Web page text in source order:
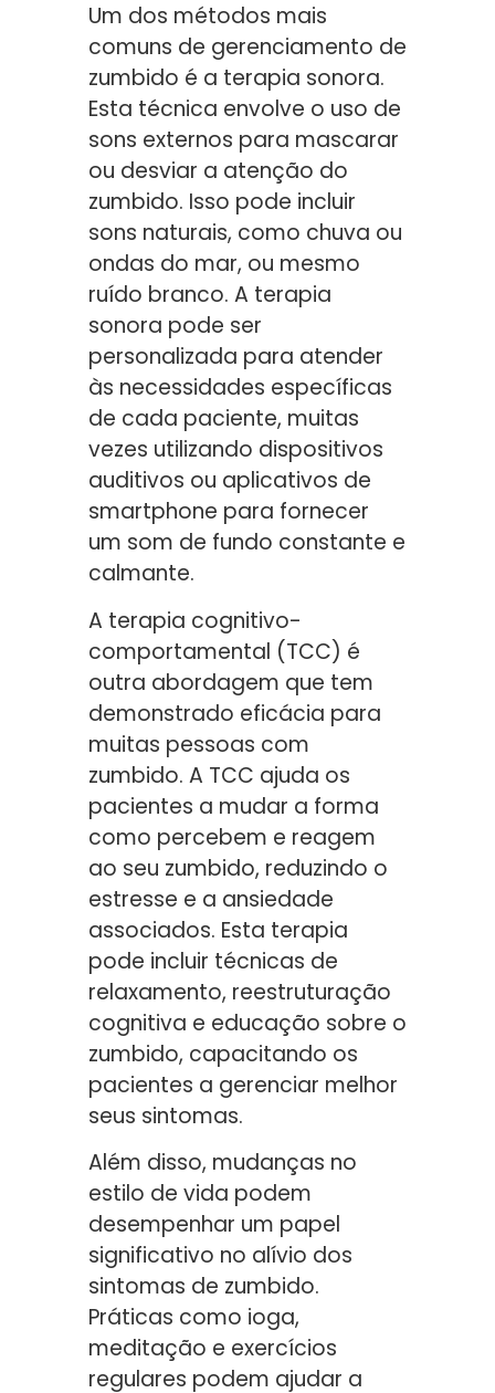
Um dos métodos mais
comuns de gerenciamento de
zumbido é a terapia sonora.
Esta técnica envolve o uso de
sons externos para mascarar
ou desviar a atenção do
zumbido. Isso pode incluir
sons naturais, como chuva ou
ondas do mar, ou mesmo
ruído branco. A terapia
sonora pode ser
personalizada para atender
às necessidades específicas
de cada paciente, muitas
vezes utilizando dispositivos
auditivos ou aplicativos de
smartphone para fornecer
um som de fundo constante e
calmante.
A terapia cognitivo-
comportamental (TCC) é
outra abordagem que tem
demonstrado eficácia para
muitas pessoas com
zumbido. A TCC ajuda os
pacientes a mudar a forma
como percebem e reagem
ao seu zumbido, reduzindo o
estresse e a ansiedade
associados. Esta terapia
pode incluir técnicas de
relaxamento, reestruturação
cognitiva e educação sobre o
zumbido, capacitando os
pacientes a gerenciar melhor
seus sintomas.
Além disso, mudanças no
estilo de vida podem
desempenhar um papel
significativo no alívio dos
sintomas de zumbido.
Práticas como ioga,
meditação e exercícios
regulares podem ajudar a